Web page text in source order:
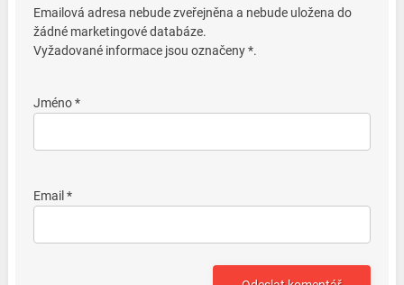
Emailová adresa nebude zveřejněna a nebude uložena do
žádné marketingové databáze.
Vyžadované informace jsou označeny *.
Jméno *
Email *